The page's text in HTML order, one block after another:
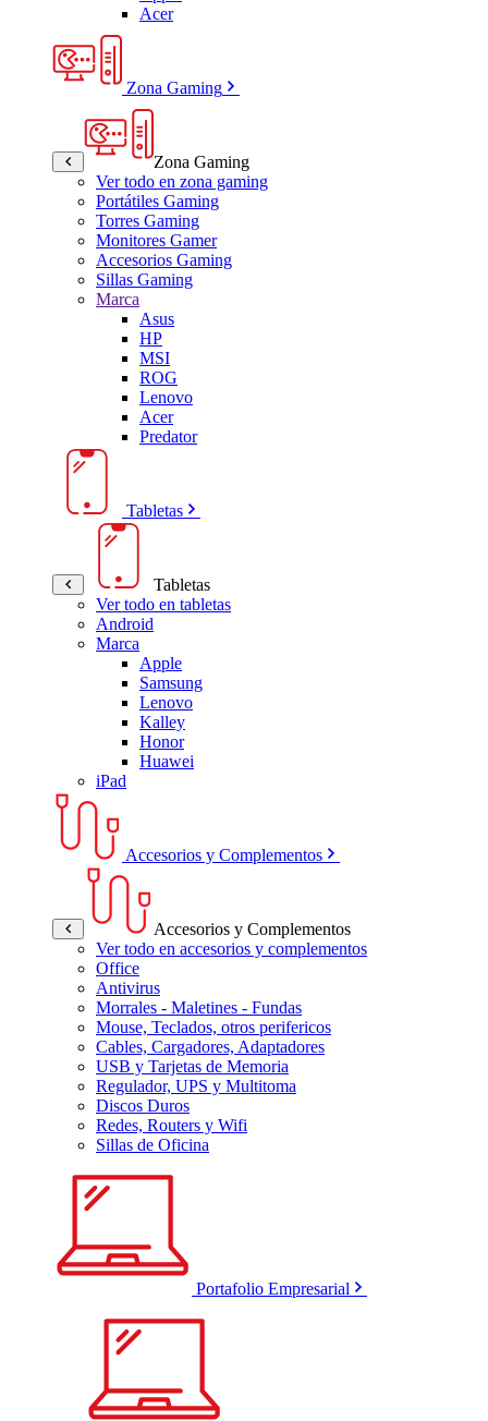
Acer
Zona Gaming
Zona Gaming
Ver todo en zona gaming
Portátiles Gaming
Torres Gaming
Monitores Gamer
Accesorios Gaming
Sillas Gaming
Marca
Asus
HP
MSI
ROG
Lenovo
Acer
Predator
Tabletas
Tabletas
Ver todo en tabletas
Android
Marca
Apple
Samsung
Lenovo
Kalley
Honor
Huawei
iPad
Accesorios y Complementos
Accesorios y Complementos
Ver todo en accesorios y complementos
Office
Antivirus
Morrales - Maletines - Fundas
Mouse, Teclados, otros perifericos
Cables, Cargadores, Adaptadores
USB y Tarjetas de Memoria
Regulador, UPS y Multitoma
Discos Duros
Redes, Routers y Wifi
Sillas de Oficina
Portafolio Empresarial